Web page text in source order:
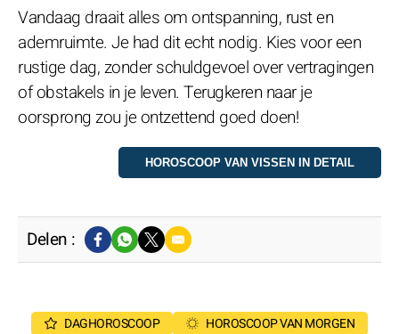
Vandaag draait alles om ontspanning, rust en
ademruimte. Je had dit echt nodig. Kies voor een
rustige dag, zonder schuldgevoel over vertragingen
of obstakels in je leven. Terugkeren naar je
oorsprong zou je ontzettend goed doen!
Delen :
DAGHOROSCOOP
HOROSCOOP VAN MORGEN